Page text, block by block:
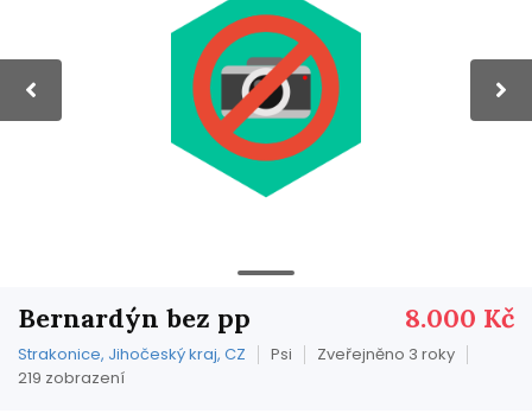
8.000 Kč
Bernardýn bez pp
Strakonice, Jihočeský kraj, CZ Psi
Zveřejněno 3 roky
219 zobrazení